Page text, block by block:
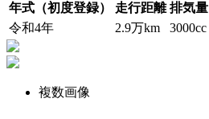
年式（初度登録）
走行距離 排気量
令和4年
2.9万km 3000cc
複数画像